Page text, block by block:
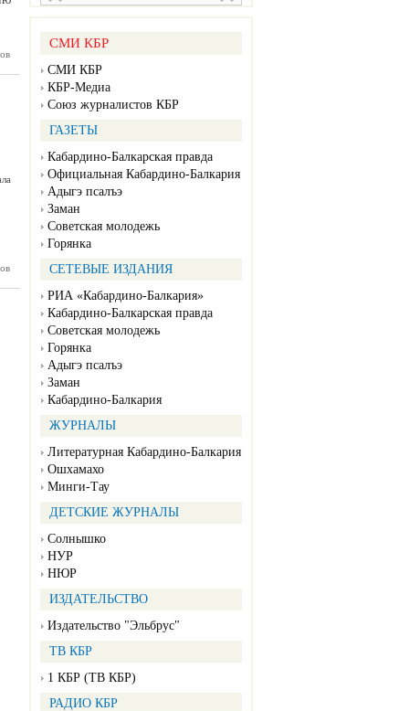
СМИ КБР
СМИ КБР
КБР-Медиа
Союз журналистов КБР
ГАЗЕТЫ
Кабардино-Балкарская правда
Официальная Кабардино-Балкария
Адыгэ псалъэ
Заман
Советская молодежь
Горянка
СЕТЕВЫЕ ИЗДАНИЯ
РИА «Кабардино-Балкария»
Кабардино-Балкарская правда
Советская молодежь
Горянка
Адыгэ псалъэ
Заман
Кабардино-Балкария
ЖУРНАЛЫ
Литературная Кабардино-Балкария
Ошхамахо
Минги-Тау
ДЕТСКИЕ ЖУРНАЛЫ
Солнышко
НУР
НЮР
ИЗДАТЕЛЬСТВО
Издательство "Эльбрус"
ТВ КБР
1 КБР (ТВ КБР)
РАДИО КБР
ЦУР в